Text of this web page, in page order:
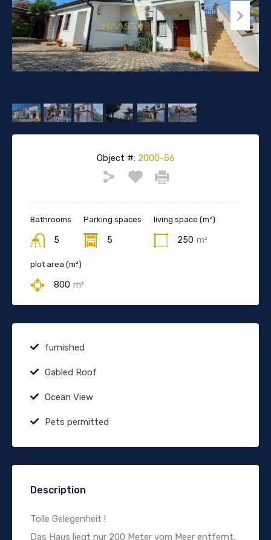
Object #:2000-56
Bathrooms
5
Parking spaces
5
living space (m²)
250 m²
plot area (m²)
800 m²
furnished
Gabled Roof
Ocean View
Pets permitted
Description
Tolle Gelegenheit !
Das Haus liegt nur 200 Meter vom Meer entfernt,